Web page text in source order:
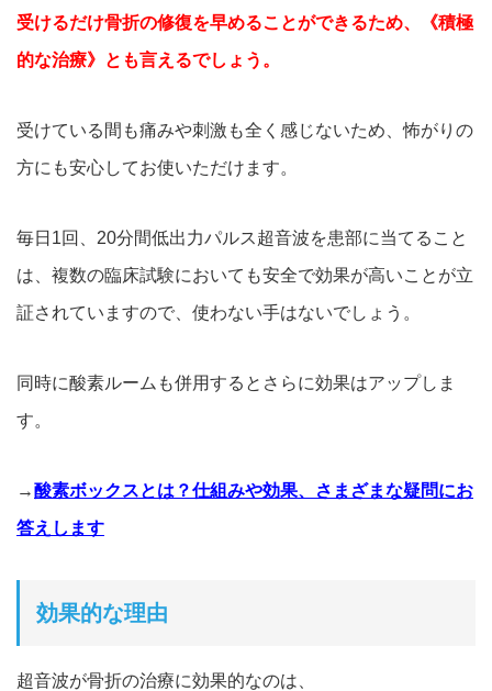
受けるだけ骨折の修復を早めることができるため、《積極
的な治療》とも言えるでしょう。
受けている間も痛みや刺激も全く感じないため、怖がりの
方にも安心してお使いただけます。
毎日 1回、20分間低出力パルス超音波を患部に当てるこ と
は、 複数の臨床試験においても安全で効果が高いことが立
証されていま すので、使わない手はないでしょう。
同時に酸素ルームも併用するとさらに効果はアップしま
す。
→酸素ボックスとは？仕組みや効果、さまざまな疑問にお
答えします
効果的な理由
超音波が骨折の治療に効果的なのは、